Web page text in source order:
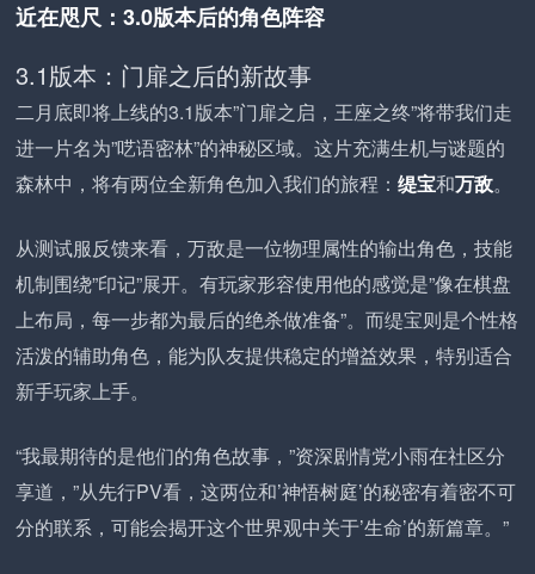
近在咫尺：3.0版本后的角色阵容
3.1版本：门扉之后的新故事
二月底即将上线的3.1版本”门扉之启，王座之终”将带我们走
进一片名为”呓语密林”的神秘区域。这片充满生机与谜题的
森林中，将有两位全新角色加入我们的旅程： 缇宝和万敌。
从测试服反馈来看，万敌是一位物理属性的输出角色，技能
机制围绕”印记”展开。有玩家形容使用他的感觉是”像在棋盘
上布局，每一步都为最后的绝杀做准备”。而缇宝则是个性格
活泼的辅助角色，能为队友提供稳定的增益效果，特别适合
新手玩家上手。
“我最期待的是他们的角色故事，”资深剧情党小雨在社区分
享道，”从先行PV看，这两位和’神悟树庭’的秘密有着密不可
分的联系，可能会揭开这个世界观中关于’生命’的新篇章。”